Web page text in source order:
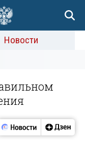
Новости